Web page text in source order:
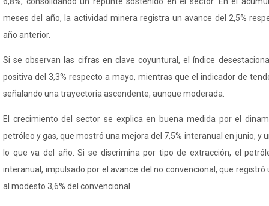
meses del año, la actividad minera registra un avance del 2,5%
año anterior.
Si se observan las cifras en clave coyuntural, el índice
positiva del 3,3% respecto a mayo, mientras que el indicador de
señalando una trayectoria ascendente, aunque moderada.
El crecimiento del sector se explica en buena medida por el
petróleo y gas, que mostró una mejora del 7,5% interanual en junio, y
lo que va del año. Si se discrimina por tipo de extracción, el
interanual, impulsado por el avance del no convencional, que registró
al modesto 3,6% del convencional.